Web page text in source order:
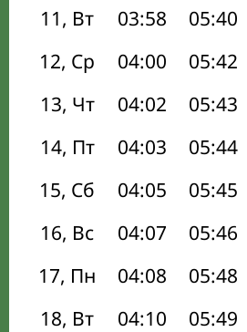
11, Вт
03:58 05:40
12, Ср
04:00 05:42
13, Чт
04:02 05:43
14, Пт
04:03 05:44
15, Сб
04:05 05:45
16, Вс
04:07 05:46
17, Пн
04:08 05:48
18, Вт
04:10 05:49